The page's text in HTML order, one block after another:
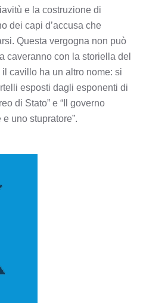
e la costruzione di
dei capi d’accusa che
Questa vergogna non può
caveranno con la storiella del
cavillo ha un altro nome: si
esposti dagli esponenti di
di Stato” e “Il governo
uno stupratore”.